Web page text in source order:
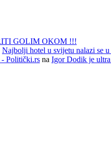
GOLIM OKOM !!!
Najbolji hotel u svijetu nalazi se
Politički.rs na Igor Dodik je